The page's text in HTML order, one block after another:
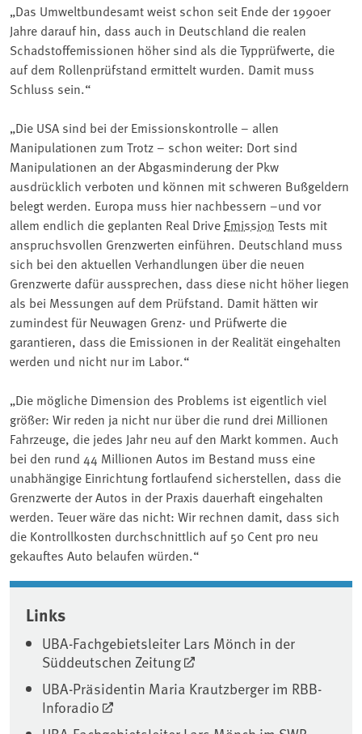
„Das Umweltbundesamt weist schon seit Ende der 1990er
Jahre darauf hin, dass auch in Deutschland die realen
Schadstoffemissionen höher sind als die Typprüfwerte, die
auf dem Rollenprüfstand ermittelt wurden. Damit muss
Schluss sein.“
„Die USA sind bei der Emissionskontrolle – allen
Manipulationen zum Trotz – schon weiter: Dort sind
Manipulationen an der Abgasminderung der Pkw
ausdrücklich verboten und können mit schweren Bußgeldern
belegt werden. Europa muss hier nachbessern –und vor
allem endlich die geplanten Real Drive Emission Tests mit
anspruchsvollen Grenzwerten einführen. Deutschland muss
sich bei den aktuellen Verhandlungen über die neuen
Grenzwerte dafür aussprechen, dass diese nicht höher liegen
als bei Messungen auf dem Prüfstand. Damit hätten wir
zumindest für Neuwagen Grenz- und Prüfwerte die
garantieren, dass die Emissionen in der Realität eingehalten
werden und nicht nur im Labor.“
„Die mögliche Dimension des Problems ist eigentlich viel
größer: Wir reden ja nicht nur über die rund drei Millionen
Fahrzeuge, die jedes Jahr neu auf den Markt kommen. Auch
bei den rund 44 Millionen Autos im Bestand muss eine
unabhängige Einrichtung fortlaufend sicherstellen, dass die
Grenzwerte der Autos in der Praxis dauerhaft eingehalten
werden. Teuer wäre das nicht: Wir rechnen damit, dass sich
die Kontrollkosten durchschnittlich auf 50 Cent pro neu
gekauftes Auto belaufen würden.“
Associated content
Links
UBA-Fachgebietsleiter Lars Mönch in der
Süddeutschen Zeitung
UBA-Präsidentin Maria Krautzberger im RBB-
Inforadio